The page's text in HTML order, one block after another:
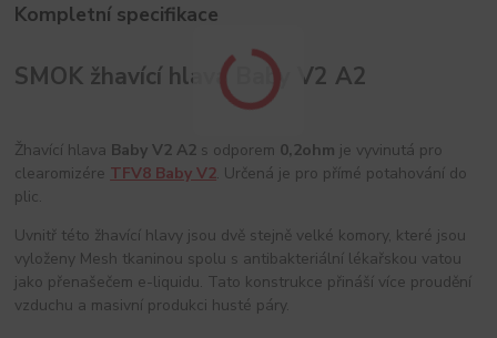
Kompletní specifikace
SMOK žhavící hlava Baby V2 A2
Žhavící hlava Baby V2 A2 s odporem 0,2ohm je vyvinutá pro
clearomizére TFV8 Baby V2. Určená je pro přímé potahování do
plic.
Uvnitř této žhavící hlavy jsou dvě stejně velké komory, které jsou
vyloženy Mesh tkaninou spolu s antibakteriální lékařskou vatou
jako přenašečem e-liquidu. Tato konstrukce přináší více proudění
vzduchu a masivní produkci husté páry.